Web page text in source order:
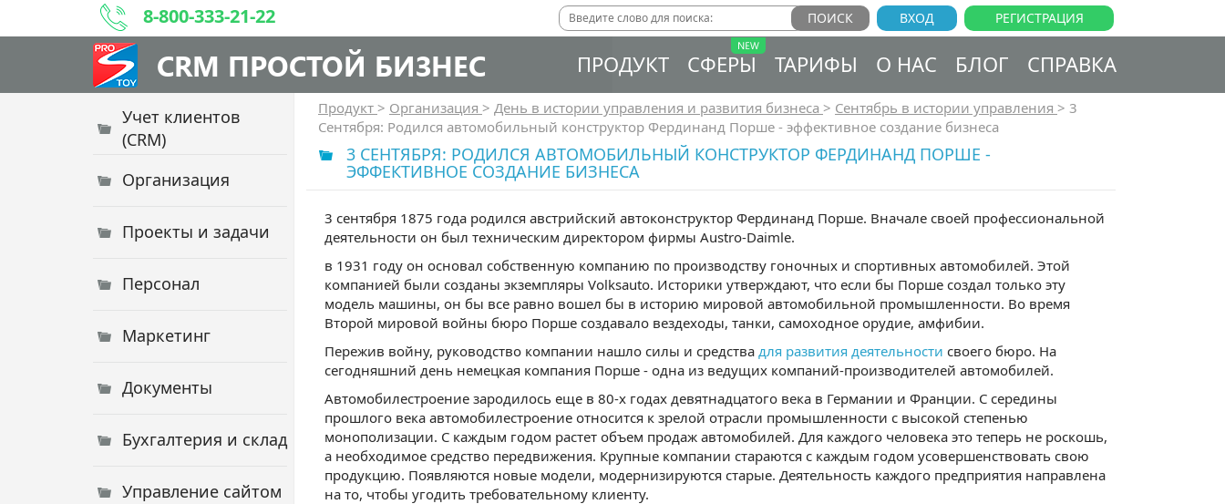
8-800-333-21-22 РЕГИСТРАЦИЯ
ВХОД
CRM ПРОСТОЙ БИЗНЕС ПРОДУКТ СФЕРЫ ТАРИФЫ О НАС БЛОГ СПРАВКА
Учет клиентов
(CRM)
Организация
Проекты и задачи
Персонал
Маркетинг
Документы
Бухгалтерия и склад
Управление сайтом
Продукт > Организация > День в истории управления и развития бизнеса > Сентябрь в истории управления > 3
Сентября: Родился автомобильный конструктор Фердинанд Порше - эффективное создание бизнеса
3 СЕНТЯБРЯ: РОДИЛСЯ АВТОМОБИЛЬНЫЙ КОНСТРУКТОР ФЕРДИНАНД ПОРШЕ -
ЭФФЕКТИВНОЕ СОЗДАНИЕ БИЗНЕСА
3 сентября 1875 года родился австрийский автоконструктор Фердинанд Порше. Вначале своей профессиональной
деятельности он был техническим директором фирмы Austro-Daimle.
в 1931 году он основал собственную компанию по производству гоночных и спортивных автомобилей. Этой
компанией были созданы экземпляры Volksauto. Историки утверждают, что если бы Порше создал только эту
модель машины, он бы все равно вошел бы в историю мировой автомобильной промышленности. Во время
Второй мировой войны бюро Порше создавало вездеходы, танки, самоходное орудие, амфибии.
Пережив войну, руководство компании нашло силы и средства для развития деятельности своего бюро. На
сегодняшний день немецкая компания Порше - одна из ведущих компаний-производителей автомобилей.
Автомобилестроение зародилось еще в 80-х годах девятнадцатого века в Германии и Франции. С середины
прошлого века автомобилестроение относится к зрелой отрасли промышленности с высокой степенью
монополизации. С каждым годом растет объем продаж автомобилей. Для каждого человека это теперь не роскошь,
а необходимое средство передвижения. Крупные компании стараются с каждым годом усовершенствовать свою
продукцию. Появляются новые модели, модернизируются старые. Деятельность каждого предприятия направлена
на то, чтобы угодить требовательному клиенту.